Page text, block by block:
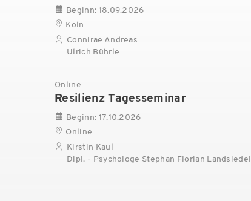
Beginn: 18.09.2026
Köln
Connirae Andreas
Ulrich Bührle
Online
Resilienz Tagesseminar
Beginn: 17.10.2026
Online
Kirstin Kaul
Dipl. - Psychologe Stephan Florian Landsiedel